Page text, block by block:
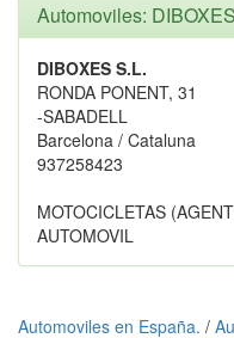
Automoviles:
DIBOXES S.L.
RONDA PONENT, 31
-SABADELL
Barcelona / Cataluna
937258423
MOTOCICLETAS
AUTOMOVIL
Automoviles en España. /